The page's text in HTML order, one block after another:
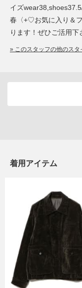
イズ
春〈+♡お気に入り＆
ります！ぜひご活用下
» このスタッフの他のスタ
着用アイテム